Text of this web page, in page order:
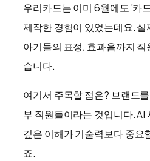
우리카드는 이미 6월에도 ‘카
제작한 경험이 있었는데요.
아기들의 표정, 효과음까지
습니다.
여기서 주목할 점은? 브랜드
부 직원들이라는 것입니다.
깊은 이해가 기술력보다 중요
죠.